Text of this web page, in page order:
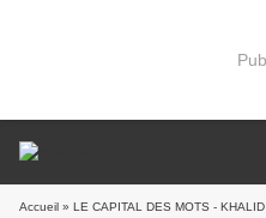
Accueil » LE CAPITAL DES MOTS -